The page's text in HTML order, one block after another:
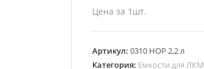
Цена за 1шт.
Артикул:0310 HOP 2,2 л
Категория: Емкости для ЛКМ